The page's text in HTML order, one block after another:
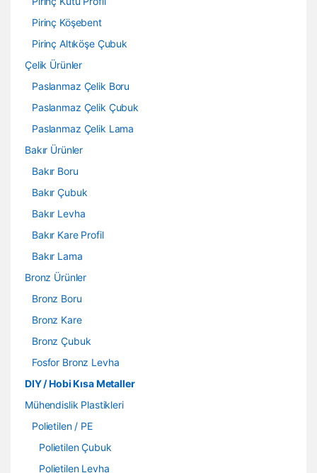
Pirinç Köşebent
Pirinç Altıköşe Çubuk
Çelik Ürünler
Paslanmaz Çelik Boru
Paslanmaz Çelik Çubuk
Paslanmaz Çelik Lama
Bakır Ürünler
Bakır Boru
Bakır Çubuk
Bakır Levha
Bakır Kare Profil
Bakır Lama
Bronz Ürünler
Bronz Boru
Bronz Kare
Bronz Çubuk
Fosfor Bronz Levha
DIY / Hobi Kısa Metaller
Mühendislik Plastikleri
Polietilen / PE
Polietilen Çubuk
Polietilen Levha